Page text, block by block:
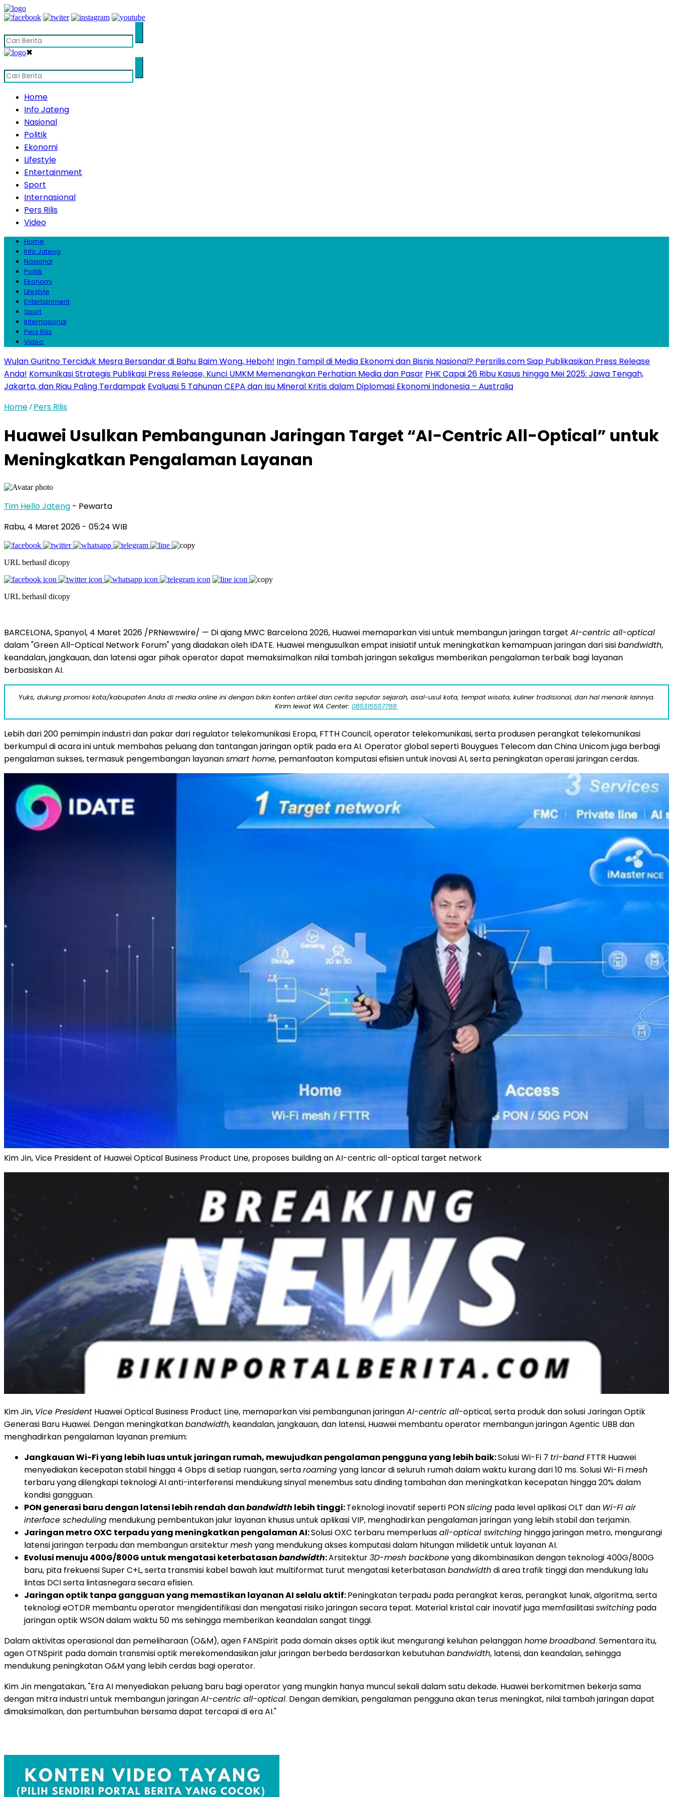
✖
Home
Info Jateng
Nasional
Politik
Ekonomi
Lifestyle
Entertainment
Sport
Internasional
Pers Rilis
Video
Home
Info Jateng
Nasional
Politik
Ekonomi
Lifestyle
Entertainment
Sport
Internasional
Pers Rilis
Video
Wulan Guritno Terciduk Mesra Bersandar di Bahu Baim Wong, Heboh! Ingin Tampil di Media Ekonomi dan Bisnis Nasional? Persrilis.com Siap Publikasikan Press Release
Anda! Komunikasi Strategis Publikasi Press Release, Kunci UMKM Memenangkan Perhatian Media dan Pasar PHK Capai 26 Ribu Kasus hingga Mei 2025: Jawa Tengah,
Jakarta, dan Riau Paling Terdampak Evaluasi 5 Tahunan CEPA dan Isu Mineral Kritis dalam Diplomasi Ekonomi Indonesia – Australia
Home / Pers Rilis
Huawei Usulkan Pembangunan Jaringan Target “AI-Centric All-Optical” untuk
Meningkatkan Pengalaman Layanan
Tim Hello Jateng - Pewarta
Rabu, 4 Maret 2026 - 05:24 WIB
URL berhasil dicopy
URL berhasil dicopy
BARCELONA, Spanyol, 4 Maret 2026 /PRNewswire/ — Di ajang MWC Barcelona 2026, Huawei memaparkan visi untuk membangun jaringan target AI-centric all-optical
dalam "Green All-Optical Network Forum" yang diadakan oleh IDATE. Huawei mengusulkan empat inisiatif untuk meningkatkan kemampuan jaringan dari sisibandwidth,
keandalan, jangkauan, dan latensi agar pihak operator dapat memaksimalkan nilai tambah jaringan sekaligus memberikan pengalaman terbaik bagi layanan
berbasiskan AI.
Yuks, dukung promosi kota/kabupaten Anda di media online ini dengan bikin konten artikel dan cerita seputar sejarah, asal-usul kota, tempat wisata, kuliner tradisional, dan hal menarik lainnya.
Kirim lewat WA Center: 085315557788.
Lebih dari 200 pemimpin industri dan pakar dari regulator telekomunikasi Eropa, FTTH Council, operator telekomunikasi, serta produsen perangkat telekomunikasi
berkumpul di acara ini untuk membahas peluang dan tantangan jaringan optik pada era AI. Operator global seperti Bouygues Telecom dan China Unicom juga berbagi
pengalaman sukses, termasuk pengembangan layanansmart home, pemanfaatan komputasi efisien untuk inovasi AI, serta peningkatan operasi jaringan cerdas.
Kim Jin, Vice President of Huawei Optical Business Product Line, proposes building an AI-centric all-optical target network
Kim Jin, Vice President Huawei Optical Business Product Line, memaparkan visi pembangunan jaringanAI-centric all-optical, serta produk dan solusi Jaringan Optik
Generasi Baru Huawei. Dengan meningkatkanbandwidth, keandalan, jangkauan, dan latensi, Huawei membantu operator membangun jaringan Agentic UBB dan
menghadirkan pengalaman layanan premium:
Jangkauan Wi-Fi yang lebih luas untuk jaringan rumah, mewujudkan pengalaman pengguna yang lebih baik:Solusi Wi-Fi 7 tri-band FTTR Huawei
menyediakan kecepatan stabil hingga 4 Gbps di setiap ruangan, sertaroamingyang lancar di seluruh rumah dalam waktu kurang dari 10 ms. Solusi Wi-Fimesh
terbaru yang dilengkapi teknologi AI anti-interferensi mendukung sinyal menembus satu dinding tambahan dan meningkatkan kecepatan hingga 20% dalam
kondisi gangguan.
PON generasi baru dengan latensi lebih rendah danbandwidth lebih tinggi:Teknologi inovatif seperti PONslicing pada level aplikasi OLT dan Wi-Fi air
interface scheduling mendukung pembentukan jalur layanan khusus untuk aplikasi VIP, menghadirkan pengalaman jaringan yang lebih stabil dan terjamin.
Jaringan metro OXC terpadu yang meningkatkan pengalaman AI:Solusi OXC terbaru memperluasall-optical switching hingga jaringan metro, mengurangi
latensi jaringan terpadu dan membangun arsitekturmeshyang mendukung akses komputasi dalam hitungan milidetik untuk layanan AI.
Evolusi menuju 400G/800G untuk mengatasi keterbatasanbandwidth:Arsitektur3D-mesh backboneyang dikombinasikan dengan teknologi 400G/800G
baru, pita frekuensi Super C+L, serta transmisi kabel bawah laut multiformat turut mengatasi keterbatasanbandwidthdi area trafik tinggi dan mendukung lalu
lintas DCI serta lintasnegara secara efisien.
Jaringan optik tanpa gangguan yang memastikan layanan AI selalu aktif:Peningkatan terpadu pada perangkat keras, perangkat lunak, algoritma, serta
teknologi eOTDR membantu operator mengidentifikasi dan mengatasi risiko jaringan secara tepat. Material kristal cair inovatif juga memfasilitasiswitching pada
jaringan optik WSON dalam waktu 50 ms sehingga memberikan keandalan sangat tinggi.
Dalam aktivitas operasional dan pemeliharaan (O&M), agen FANSpirit pada domain akses optik ikut mengurangi keluhan pelangganhomebroadband. Sementara itu,
agen OTNSpirit pada domain transmisi optik merekomendasikan jalur jaringan berbeda berdasarkan kebutuhanbandwidth, latensi, dan keandalan, sehingga
mendukung peningkatan O&M yang lebih cerdas bagi operator.
Kim Jin mengatakan, "Era AI menyediakan peluang baru bagi operator yang mungkin hanya muncul sekali dalam satu dekade. Huawei berkomitmen bekerja sama
dengan mitra industri untuk membangun jaringanAI-centric all-optical. Dengan demikian, pengalaman pengguna akan terus meningkat, nilai tambah jaringan dapat
dimaksimalkan, dan pertumbuhan bersama dapat tercapai di era AI."